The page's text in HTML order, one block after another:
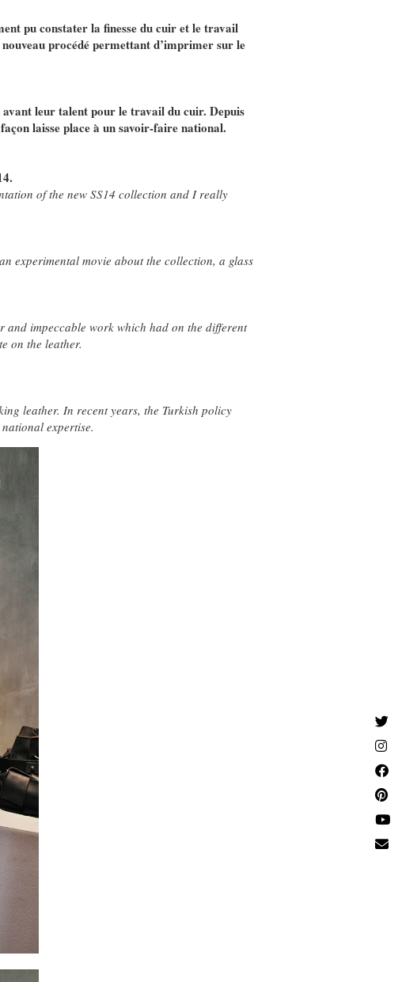
pu constater la finesse du cuir et le travail
procédé permettant d’imprimer sur le
avant leur talent pour le travail du cuir. Depuis
laisse place à un savoir-faire national.
of the new SS14 collection and I really
experimental movie about the collection, a glass
impeccable work which had on the different
on the leather.
leather. In recent years, the Turkish policy
expertise.